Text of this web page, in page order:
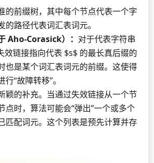
的前缀树，其中每个节点代表一个字
的路径代表词汇表词元。
Aho-Corasick）： 对于代表字符串
效链接指向代表 $s$ 的最长真后缀的
也是某个词汇表词元的前缀。这使得
“故障转移”。
颖的补充。当通过失效链接从一个节
点时，算法可能会“弹出”一个或多个
匹配词元。这个列表是预先计算并存